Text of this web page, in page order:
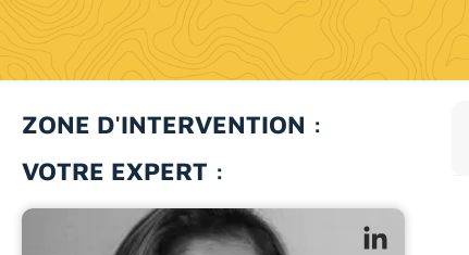
ZONE D'INTERVENTION :
VOTRE EXPERT :